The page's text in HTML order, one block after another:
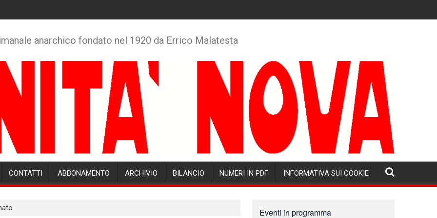
anarchico fondato nel 1920 da Errico Malatesta
CONTATTI ABBONAMENTO ARCHIVIO BILANCIO NUMERI IN PDF INFORMATIVA SUI COOKIE
Eventi in programma